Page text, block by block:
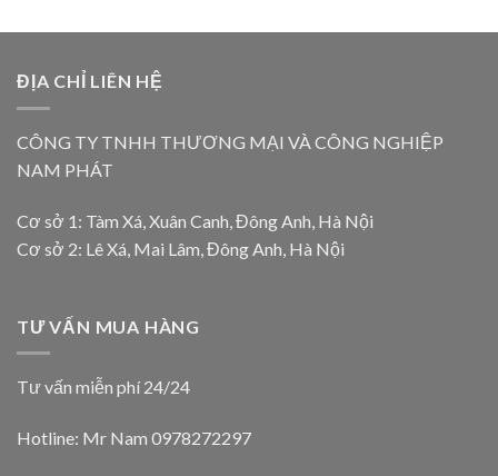
ĐỊA CHỈ LIÊN HỆ
CÔNG TY TNHH THƯƠNG MẠI VÀ CÔNG NGHIỆP
NAM PHÁT
Cơ sở 1: Tàm Xá, Xuân Canh, Đông Anh, Hà Nội
Cơ sở 2: Lê Xá, Mai Lâm, Đông Anh, Hà Nội
TƯ VẤN MUA HÀNG
Tư vấn miễn phí 24/24
Hotline: Mr Nam 0978272297